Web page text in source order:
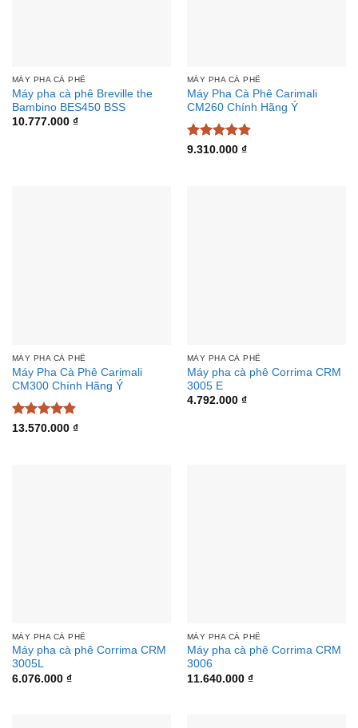
MÁY PHA CÀ PHÊ
Máy pha cà phê Breville the
Bambino BES450 BSS
10.777.000 ₫
MÁY PHA CÀ PHÊ
Máy Pha Cà Phê Carimali
CM260 Chính Hãng Ý
Được xếp
9.310.000 ₫
MÁY PHA CÀ PHÊ
Máy Pha Cà Phê Carimali
CM300 Chính Hãng Ý
Được xếp
13.570.000 ₫
MÁY PHA CÀ PHÊ
Máy pha cà phê Corrima CRM
3005 E
4.792.000 ₫
MÁY PHA CÀ PHÊ
Máy pha cà phê Corrima CRM
3005L
6.076.000 ₫
MÁY PHA CÀ PHÊ
Máy pha cà phê Corrima CRM
3006
11.640.000 ₫